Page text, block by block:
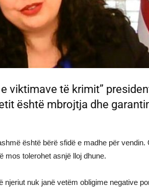
viktimave të krimit”
është mbrojtja dhe
është bërë sfidë e madhe për vendin.
mos tolerohet asnjë lloj dhune.
nuk janë vetëm obligime negative